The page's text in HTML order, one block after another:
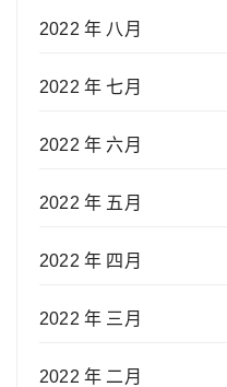
2022 年 八月
2022 年 七月
2022 年 六月
2022 年 五月
2022 年 四月
2022 年 三月
2022 年 二月